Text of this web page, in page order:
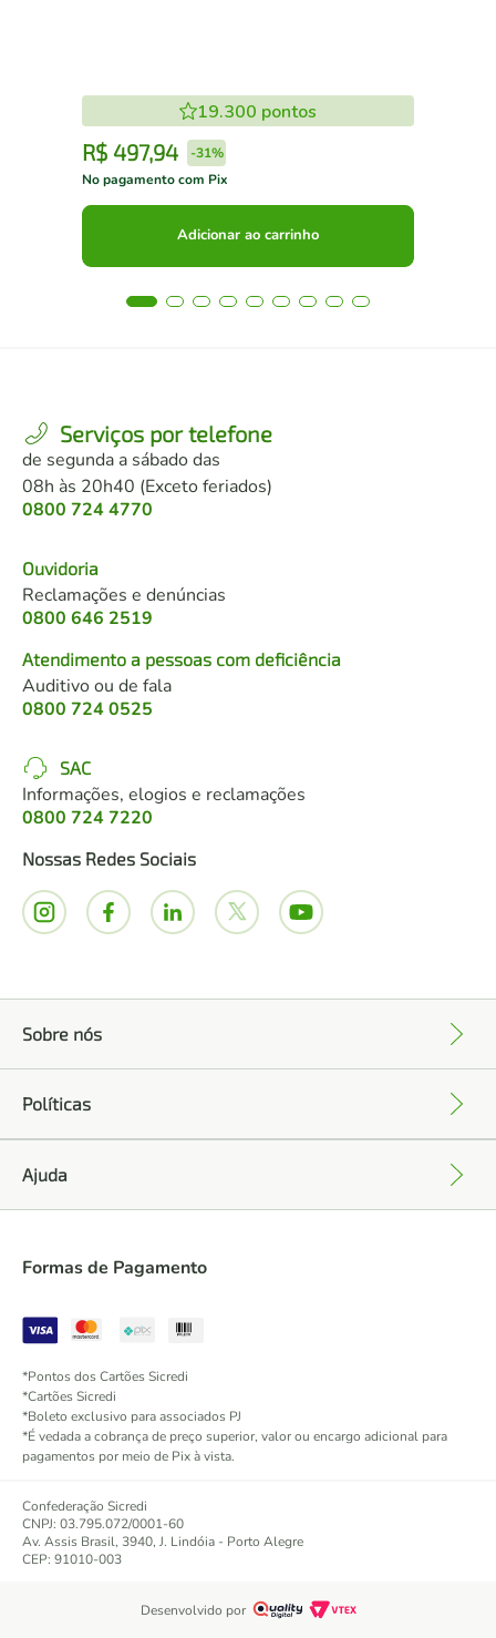
19.300 pontos
R$ 497,94 -31%
No pagamento com Pix
Adicionar ao carrinho
Serviços por telefone
de segunda a sábado das
08h às 20h40 (Exceto feriados)
0800 724 4770
Ouvidoria
Reclamações e denúncias
0800 646 2519
Atendimento a pessoas com deficiência
Auditivo ou de fala
0800 724 0525
SAC
Informações, elogios e reclamações
0800 724 7220
Nossas Redes Sociais
Sobre nós
Políticas
Ajuda
Formas de Pagamento
*Pontos dos Cartões Sicredi
*Cartões Sicredi
*Boleto exclusivo para associados PJ
*É vedada a cobrança de preço superior, valor ou encargo adicional para
pagamentos por meio de Pix à vista.
Confederação Sicredi
CNPJ: 03.795.072/0001-60
Av. Assis Brasil, 3940, J. Lindóia - Porto Alegre
CEP: 91010-003
Desenvolvido por